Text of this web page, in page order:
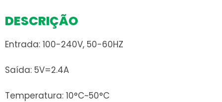
DESCRIÇÃO
Entrada: 100-240V, 50-60HZ
Saída: 5V=2.4A
Temperatura: 10°C~50°C